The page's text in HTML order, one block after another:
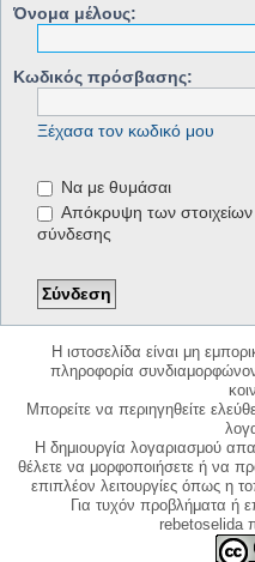
Όνομα μέλους:
Κωδικός πρόσβασης:
Ξέχασα τον κωδικό μου
Να με θυμάσαι
Απόκρυψη των στοιχείων
σύνδεσης
Η ιστοσελίδα είναι μη
πληροφορία
Μπορείτε να περιηγηθείτε
Η δημιουργία λογαριασμού
θέλετε να μορφοποιήσετε ή να
επιπλέον λειτουργίες όπως η
Για τυχόν προβλήματα ή
rebetoselida